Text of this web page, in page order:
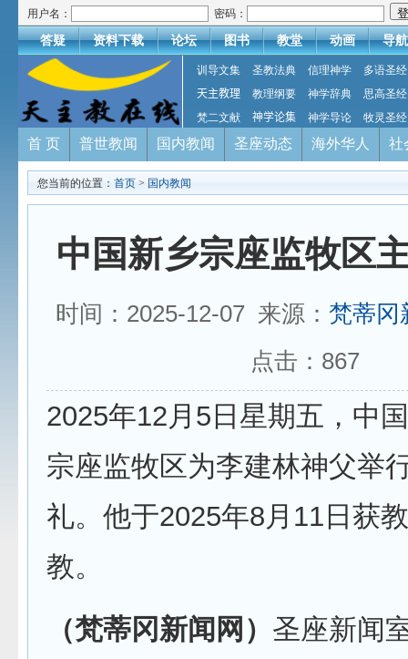
用户名： 密码：
答疑 资料下载 论坛 图书 教堂 动画 导航
训导文集 圣教法典 信理神学
多语圣经
天主教理
教理纲要 神学辞典
思高圣经
梵二文献
神学论集 神学导论 牧灵圣经
首 页 普世教闻 国内教闻 圣座动态 海外华人 社
您当前的位置： 首页 > 国内教闻
中国新乡宗座监牧区
时间：2025-12-07 来源： 梵蒂冈
点击： 867
2025年12月5日星期五，中
宗座监牧区为李建林神父举
礼。他于2025年8月11日获
教。
（梵蒂冈新闻网） 圣座新闻